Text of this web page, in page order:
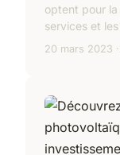
optent pour
services et
20 mars 2023